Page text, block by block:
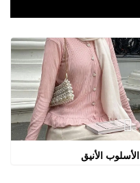
الأسلوب الأنيق